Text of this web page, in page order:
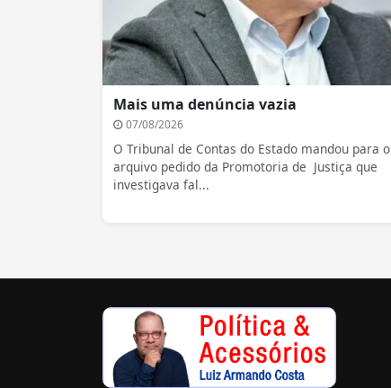
Mais uma denúncia vazia
07/08/2026
O Tribunal de Contas do Estado mandou para o
arquivo pedido da Promotoria de Justiça que
investigava fal...